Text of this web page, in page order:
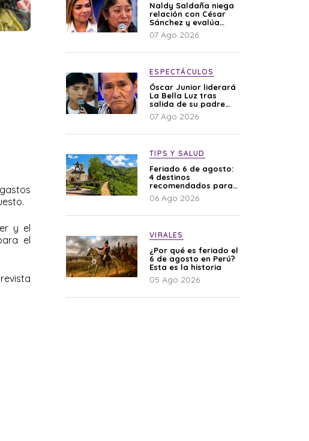
y el
el
Naldy Saldaña niega
relación con César
Sánchez y evalúa
denunciar a su
esposa: “Es una
07 Ago 2026
ESPECTÁCULOS
Óscar Junior liderará
La Bella Luz tras
salida de su padre
por polémica con
Naldy Saldaña
07 Ago 2026
TIPS Y SALUD
Feriado 6 de agosto:
4 destinos
recomendados para
disfrutar el descanso
06 Ago 2026
VIRALES
¿Por qué es feriado el
6 de agosto en Perú?
Esta es la historia
05 Ago 2026